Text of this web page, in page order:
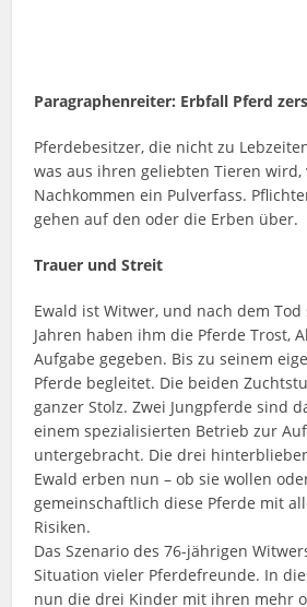
Paragraphenreiter: Erbfall Pferd
Pferdebesitzer, die nicht zu
was aus ihren geliebten Tieren
Nachkommen ein Pulverfass.
gehen auf den oder die Erben über.
Trauer und Streit
Ewald ist Witwer, und nach dem
Jahren haben ihm die Pferde Trost,
Aufgabe gegeben. Bis zu seinem
Pferde begleitet. Die beiden
ganzer Stolz. Zwei Jungpferde sind
einem spezialisierten Betrieb zur
untergebracht. Die drei
Ewald erben nun – ob sie wollen
gemeinschaftlich diese Pferde mit
Risiken.
Das Szenario des 76-jährigen
Situation vieler Pferdefreunde. In
nun die drei Kinder mit ihren mehr